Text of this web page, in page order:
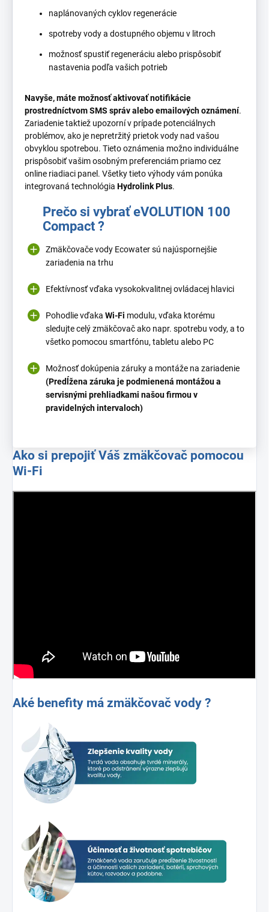
naplánovaných cyklov regenerácie
spotreby vody a dostupného objemu v litroch
možnosť spustiť regeneráciu alebo prispôsobiť
nastavenia podľa vašich potrieb
Navyše, máte možnosť aktivovať notifikácie
prostredníctvom SMS správ alebo emailových oznámení.
Zariadenie taktiež upozorní v prípade potenciálnych
problémov, ako je nepretržitý prietok vody nad vašou
obvyklou spotrebou. Tieto oznámenia možno individuálne
prispôsobiť vašim osobným preferenciám priamo cez
online riadiaci panel. Všetky tieto výhody vám ponúka
integrovaná technológia Hydrolink Plus.
Prečo si vybrať eVOLUTION 100
Compact ?
Zmäkčovače vody Ecowater sú najúspornejšie
zariadenia na trhu
Efektívnosť vďaka vysokokvalitnej ovládacej hlavici
Pohodlie vďaka Wi-Fi modulu, vďaka ktorému
sledujte celý zmäkčovač ako napr. spotrebu vody, a to
všetko pomocou smartfónu, tabletu alebo PC
Možnosť dokúpenia záruky a montáže na zariadenie
(Predĺžena záruka je podmienená montážou a
servisnými prehliadkami našou firmou v
pravidelných intervaloch)
Ako si prepojiť Váš zmäkčovač pomocou
Wi-Fi
Aké benefity má zmäkčovač vody ?